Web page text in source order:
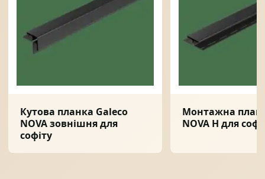
Кутова планка Galeco
NOVA зовнішня для
софіту
Монтажна
NOVA H для